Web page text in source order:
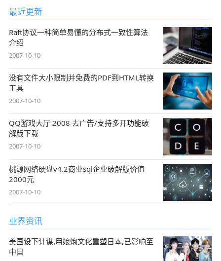
最近更新
Raft协议一种简单易懂的分布式一致性算法
介绍
2007-10-10
没有文件大小限制并免费的PDF到HTML转换
工具
2007-10-10
QQ游戏大厅 2008 去广告/支持多开功能破
解版下载
2007-10-10
桃源网络硬盘v4.2商业sql企业破解版价值
2000元
2007-10-10
业界资讯
美国设下计谋,用娘炮文化重塑日本,已影响至
中国